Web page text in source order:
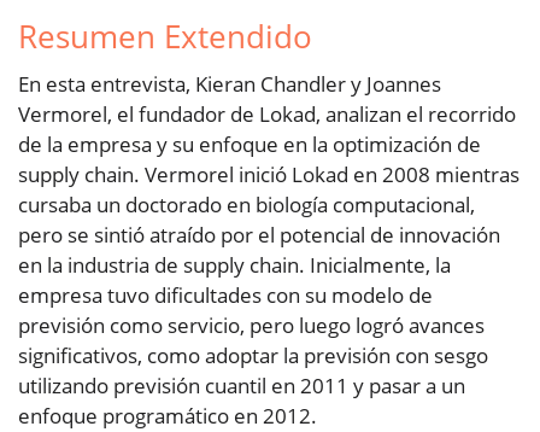
Resumen Extendido
En esta entrevista, Kieran Chandler y Joannes
Vermorel, el fundador de Lokad, analizan el recorrido
de la empresa y su enfoque en la optimización de
supply chain. Vermorel inició Lokad en 2008 mientras
cursaba un doctorado en biología computacional,
pero se sintió atraído por el potencial de innovación
en la industria de supply chain. Inicialmente, la
empresa tuvo dificultades con su modelo de
previsión como servicio, pero luego logró avances
significativos, como adoptar la previsión con sesgo
utilizando previsión cuantil en 2011 y pasar a un
enfoque programático en 2012.